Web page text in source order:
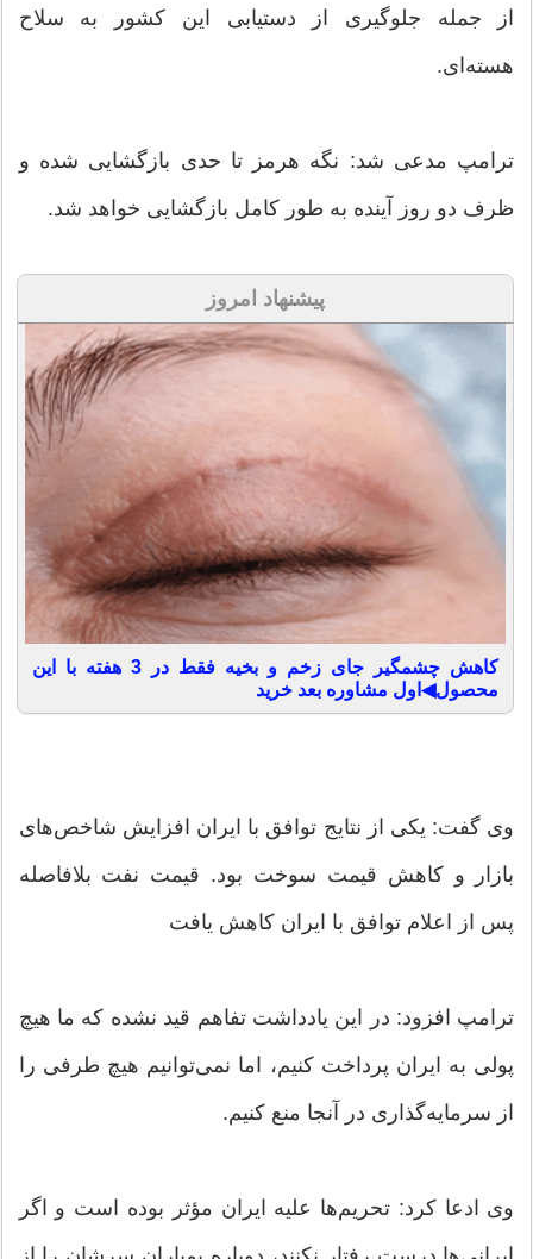
از جمله جلوگیری از دستیابی این کشور به سلاح
هسته‌ای.
ترامپ مدعی شد: نگه هرمز تا حدی بازگشایی شده و
ظرف دو روز آینده به طور کامل بازگشایی خواهد شد.
پیشنهاد امروز
کاهش چشمگیر جای زخم و بخیه فقط در 3 هفته با این
محصول◀اول مشاوره بعد خرید
وی گفت: یکی از نتایج توافق با ایران افزایش شاخص‌های
بازار و کاهش قیمت سوخت بود. قیمت نفت بلافاصله
پس از اعلام توافق با ایران کاهش یافت
ترامپ افزود: در این یادداشت تفاهم قید نشده که ما هیچ
پولی به ایران پرداخت کنیم، اما نمی‌توانیم هیچ طرفی را
از سرمایه‌گذاری در آنجا منع کنیم.
وی ادعا کرد: تحریم‌ها علیه ایران مؤثر بوده است و اگر